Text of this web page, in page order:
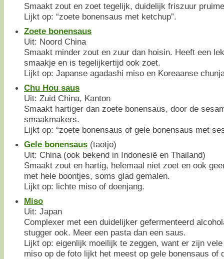
Smaakt zout en zoet tegelijk, duidelijk friszuur
Lijkt op: “zoete bonensaus met ketchup”.
Zoete bonensaus
Uit: Noord China
Smaakt minder zout en zuur dan hoisin. Heeft een
smaakje en is tegelijkertijd ook zoet.
Lijkt op: Japanse agadashi miso en Koreaanse
Chu Hou saus
Uit: Zuid China, Kanton
Smaakt hartiger dan zoete bonensaus, door de
smaakmakers.
Lijkt op: “zoete bonensaus of gele bonensaus met
Gele bonensaus (taotjo)
Uit: China (ook bekend in Indonesië en Thailand)
Smaakt zout en hartig, helemaal niet zoet en ook
met hele boontjes, soms glad gemalen.
Lijkt op: lichte miso of doenjang.
Miso
Uit: Japan
Complexer met een duidelijker gefermenteerd
stugger ook. Meer een pasta dan een saus.
Lijkt op: eigenlijk moeilijk te zeggen, want er zijn
miso op de foto lijkt het meest op gele bonensaus of